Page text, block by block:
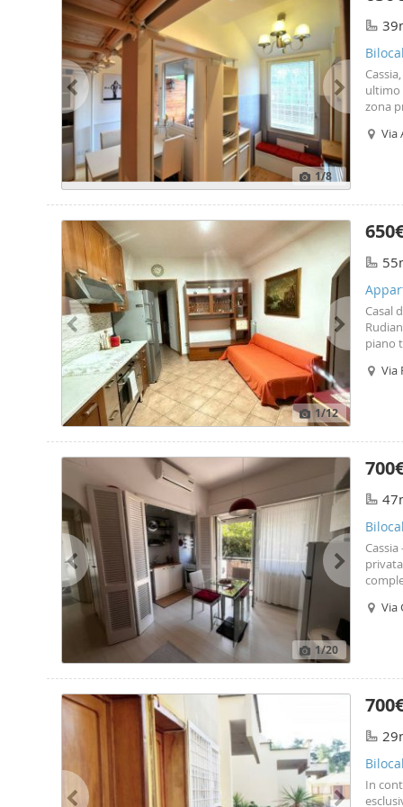
1/8
ultimo
zona
adVia
1/12
Casal
piano
Via
1/20
chi
la
una
Via
In